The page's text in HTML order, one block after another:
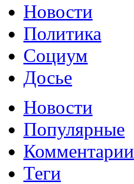
Новости
Политика
Социум
Досье
Новости
Популярные
Комментарии
Теги